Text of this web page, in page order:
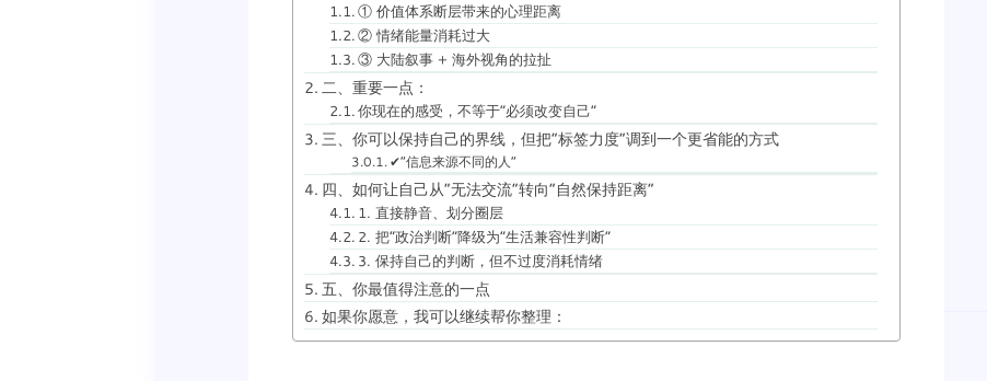
① 价值体系断层带来的心理距离
② 情绪能量消耗过大
③ 大陆叙事 + 海外视角的拉扯
二、重要一点：
你现在的感受，不等于“必须改变自己”
三、你可以保持自己的界线，但把“标签力度”调到一个更省能的方式
✔“信息来源不同的人”
四、如何让自己从“无法交流”转向“自然保持距离”
1. 直接静音、划分圈层
2. 把“政治判断”降级为“生活兼容性判断”
3. 保持自己的判断，但不过度消耗情绪
五、你最值得注意的一点
如果你愿意，我可以继续帮你整理：